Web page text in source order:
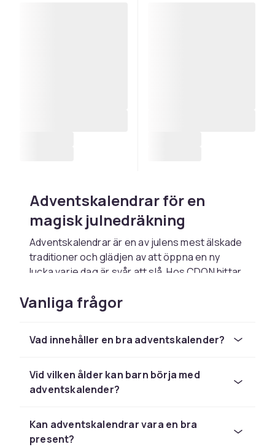
Adventskalendrar för en
magisk julnedräkning
Adventskalendrar är en av julens mest älskade
traditioner och glädjen av att öppna en ny
lucka varje dag är svår att slå. Hos CDON hittar
intressen, från enkla chokladkalendrar till mer
elaborerade varianter fyllda med leksaker,
adventskalender förhöjer julstämningen och
adventstiden. Kombinera gärna med andra
juldekorationerför att sätta rätt julstämning i
Chokladadventskalendrar
Vanliga frågor
Vad innehåller en bra adventskalender?
Vid vilken ålder kan barn börja med
adventskalender?
Kan adventskalendrar vara en bra
present?